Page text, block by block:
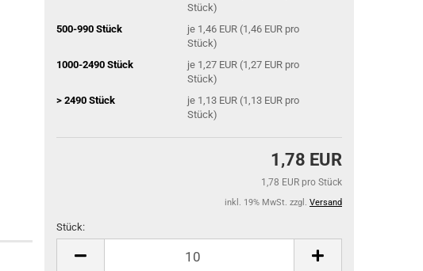
Stück)
500-990 Stück
je 1,46 EUR (1,46 EUR pro
Stück)
1000-2490 Stück
je 1,27 EUR (1,27 EUR pro
Stück)
> 2490 Stück
je 1,13 EUR (1,13 EUR pro
Stück)
1,78 EUR
1,78 EUR pro Stück
inkl. 19% MwSt. zzgl. Versand
Stück:
Stück